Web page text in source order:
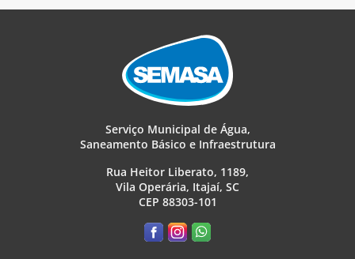
Serviço Municipal de Água,
Saneamento Básico e Infraestrutura
Rua Heitor Liberato, 1189,
Vila Operária, Itajaí, SC
CEP 88303-101